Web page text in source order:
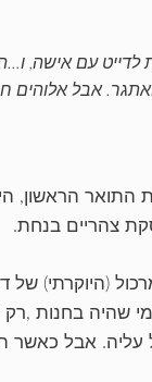
לדייט עם
אבל
הראשון,
צהריים בנחת.
(היוקרתי) של
שהיה בחנות
אבל כאשר